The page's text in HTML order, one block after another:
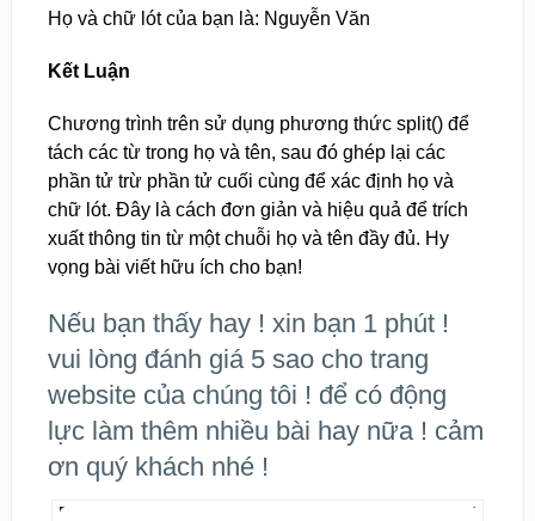
Họ và chữ lót của bạn là: Nguyễn Văn
Kết Luận
Chương trình trên sử dụng phương thức split() để
tách các từ trong họ và tên, sau đó ghép lại các
phần tử trừ phần tử cuối cùng để xác định họ và
chữ lót. Đây là cách đơn giản và hiệu quả để trích
xuất thông tin từ một chuỗi họ và tên đầy đủ. Hy
vọng bài viết hữu ích cho bạn!
Nếu bạn thấy hay ! xin bạn 1 phút !
vui lòng đánh giá 5 sao cho trang
website của chúng tôi ! để có động
lực làm thêm nhiều bài hay nữa ! cảm
ơn quý khách nhé !